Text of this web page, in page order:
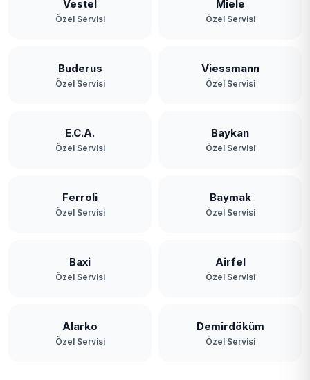
Vestel
Özel Servisi
Miele
Özel Servisi
Buderus
Özel Servisi
Viessmann
Özel Servisi
E.C.A.
Özel Servisi
Baykan
Özel Servisi
Ferroli
Özel Servisi
Baymak
Özel Servisi
Baxi
Özel Servisi
Airfel
Özel Servisi
Alarko
Özel Servisi
Demirdöküm
Özel Servisi